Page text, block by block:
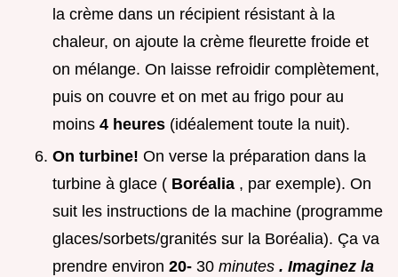
la crème dans un récipient résistant à la
chaleur, on ajoute la crème fleurette froide et
on mélange. On laisse refroidir complètement,
puis on couvre et on met au frigo pour au
moins 4 heures (idéalement toute la nuit).
On turbine! On verse la préparation dans la
turbine à glace ( Boréalia , par exemple). On
suit les instructions de la machine (programme
glaces/sorbets/granités sur la Boréalia). Ça va
prendre environ 20- 30 minutes . Imaginez la